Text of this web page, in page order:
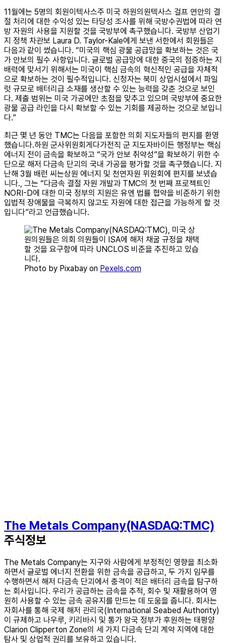
11월에는 5명의 회원이텍사스주 미국 하원의원텍사스 걸프 연안의 결
절 처리에 대한 수익성 있는 타당성 조사를 위해 국방수권법에 따라 연
방 자원의 사용을 지원할 것을 국방부에 촉구했습니다. 국방부 산업기
지 정책 차관보 Laura D. Taylor-Kale에게 보낸 서한에서 회원들은
다음과 같이 썼습니다. “미국의 핵심 광물 공급망을 확보하는 것은 국
가 안보의 필수 사항입니다. 글로벌 공급망에 대한 중국의 점증하는 지
배력에 맞서기 위해서는 미국이 핵심 금속의 혁신적인 공급을 자체적
으로 확보하는 것이 필수적입니다. 신청자는 북미 상업시설에서 파일
럿 규모로 배터리급 소재를 생산할 수 있는 능력을 갖춘 것으로 보인
다. 제출 범위는 미국 가공에만 초점을 맞추고 있으며 국방부에 중요한
광물 공급 라인을 다시 확보할 수 있는 기회를 제공하는 것으로 보입니
다.”
최근 몇 년 동안 TMC는 다음을 포함한 의회 지도자들의 편지를 환영
했습니다.하원 군사위원회게다가전직 군 지도자바이든 행정부는 핵심
에너지 전이 금속을 확보하고 “국가 안보 취약성”을 확보하기 위한 수
단으로 해저 다금속 단괴의 국내 가공을 평가할 것을 촉구했습니다. 지
난해 3월 배런 씨는상원 에너지 및 천연자원 위원회에 편지를 보냈습
니다., 그는 “다금속 결절 자원 개발과 TMC의 첫 번째 프로젝트인
NORI-D에 대한 미국 정부의 지원은 유엔 법률 협약을 비준하기 위한
입법적 장애물을 극복하지 않고도 자원에 대한 접근을 가능하게 할 것
입니다”라고 언급했습니다.
Photo by Pixabay on Pexels.com
The Metals Company(NASDAQ:TMC)
주식정보
The Metals Company는 지구와 사람에게 부정적인 영향을 최소화
하면서 글로벌 에너지 전환을 위한 금속을 공급하고, 두 가지 임무를
수행하면서 해저 다금속 단괴에서 충격이 적은 배터리 금속을 탐구하
는 회사입니다. 우리가 공급하는 금속을 추적, 회수 및 재활용하여 영
원히 사용할 수 있는 금속 공유지를 만드는 데 도움을 줍니다. 회사는
자회사를 통해 국제 해저 관리국(International Seabed Authority)
이 규제하고 나우루, 키리바시 및 통가 왕국 정부가 후원하는 태평양
Clarion Clipperton Zone의 세 가지 다금속 단괴 계약 지역에 대한
탐사 및 상업적 권리를 보유하고 있습니다.